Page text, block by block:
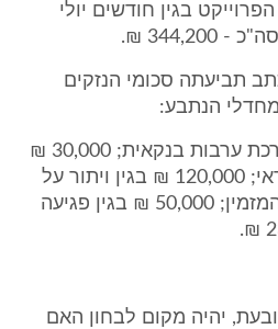
בגין חודשים יולי
תביעתה סכומי הנזקים
הנתבע:
39,358 ₪ בגין עלות הארכת ערבות בנקאית; 30,000 ₪
בגין הגבלת מסגרת אשראי; 120,000 ₪ בגין ויתור על
קבלת עבודות נוספות מהמזמין; 50,000 ₪ בגין פגיעה
יהיה מקום לבחון האם